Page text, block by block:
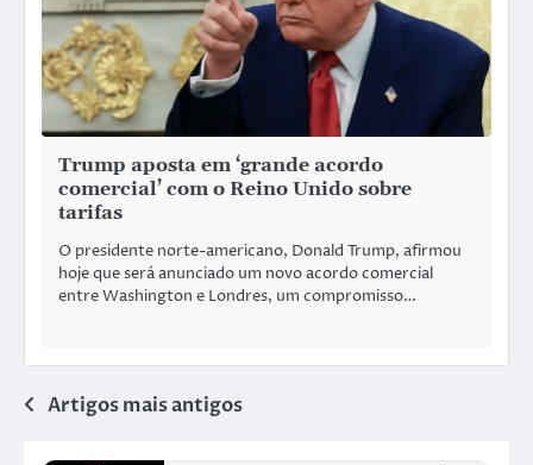
Trump aposta em ‘grande acordo
comercial’ com o Reino Unido sobre
tarifas
O presidente norte-americano, Donald Trump, afirmou
hoje que será anunciado um novo acordo comercial
entre Washington e Londres, um compromisso…
Artigos mais antigos